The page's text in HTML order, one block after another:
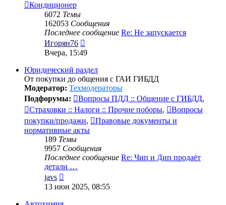
Кондиционер
6072 Темы
162053 Сообщения
Последнее сообщение Re: Не запускается
Игорян76
к
сообщению
Вчера, 15:49
Юридический раздел
От покупки до общения с ГАИ ГИБДД
Модератор: Техмодераторы
Подфорумы:
Вопросы ПДД :: Общение с ГИБДД,
Страховки :: Налоги :: Прочие поборы,
Вопросы
покупки/продажи,
Правовые документы и
нормативные акты
189 Темы
9957 Сообщения
Последнее сообщение Re: Чип и Дип продаёт
детали …
javs
к
13 июн 2025, 08:55